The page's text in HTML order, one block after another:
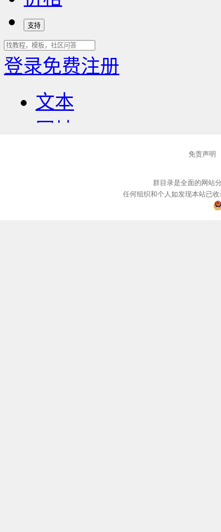
免责声明
群目录是全面的网站
任何组织和个人如发现本站已